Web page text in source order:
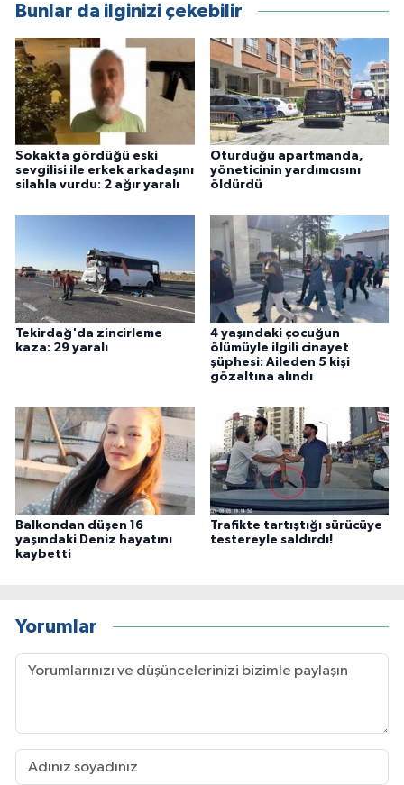
Bunlar da ilginizi çekebilir
Sokakta gördüğü eski
sevgilisi ile erkek arkadaşını
silahla vurdu: 2 ağır yaralı
Oturduğu apartmanda,
yöneticinin yardımcısını
öldürdü
Tekirdağ'da zincirleme
kaza: 29 yaralı
4 yaşındaki çocuğun
ölümüyle ilgili cinayet
şüphesi: Aileden 5 kişi
gözaltına alındı
Balkondan düşen 16
yaşındaki Deniz hayatını
kaybetti
Trafikte tartıştığı sürücüye
testereyle saldırdı!
Yorumlar